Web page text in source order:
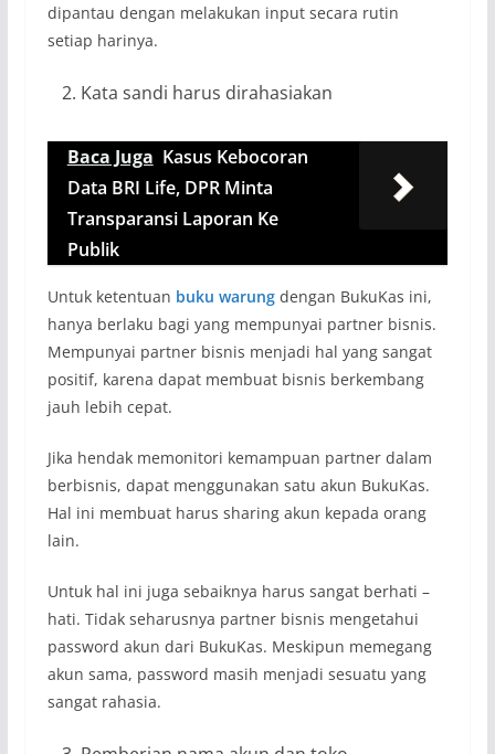
dipantau dengan melakukan input secara rutin
setiap harinya.
Kata sandi harus dirahasiakan
Baca Juga Kasus Kebocoran
Data BRI Life, DPR Minta
Transparansi Laporan Ke
Publik
Untuk ketentuan buku warungdengan BukuKas ini,
hanya berlaku bagi yang mempunyai partner bisnis.
Mempunyai partner bisnis menjadi hal yang sangat
positif, karena dapat membuat bisnis berkembang
jauh lebih cepat.
Jika hendak memonitori kemampuan partner dalam
berbisnis, dapat menggunakan satu akun BukuKas.
Hal ini membuat harus sharing akun kepada orang
lain.
Untuk hal ini juga sebaiknya harus sangat berhati –
hati. Tidak seharusnya partner bisnis mengetahui
password akun dari BukuKas. Meskipun memegang
akun sama, password masih menjadi sesuatu yang
sangat rahasia.